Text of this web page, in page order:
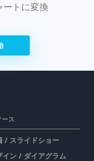
ートに変換
ース
/ スライドショー
イン / ダイアグラム